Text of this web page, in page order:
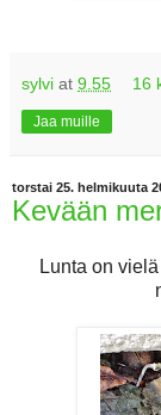
sylvi at 9.55 16
Jaa muille
torstai 25. helmikuuta
Kevään
Lunta on